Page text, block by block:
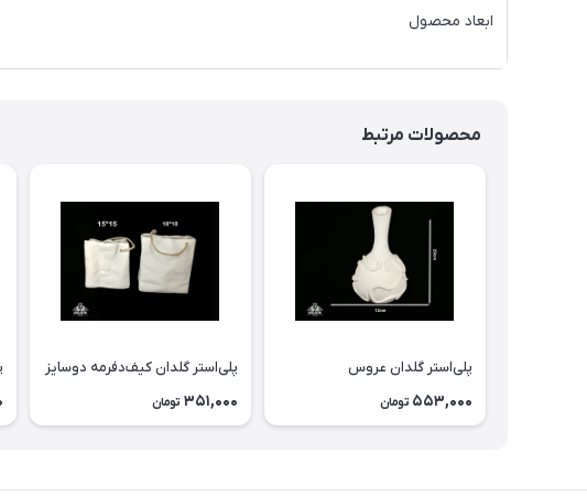
ابعاد محصول
محصولات مرتبط
پلی‌استر گلدان عروس
553,000 تومان
پلی‌استر گلدان كيف‌دفرمه دوسايز
351,000 تومان